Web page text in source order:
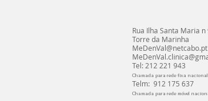
Rua Ilha Santa Maria n
Torre da Marinha
MeDenVal@netcabo.pt
Tel: 212 221 943
Chamada para rede fixa nacional
Telm: 912 175 637
Chamada para rede móvel